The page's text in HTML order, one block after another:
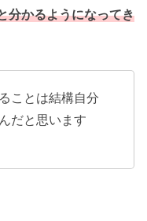
分かるようになってき
ことは結構自分
だと思います